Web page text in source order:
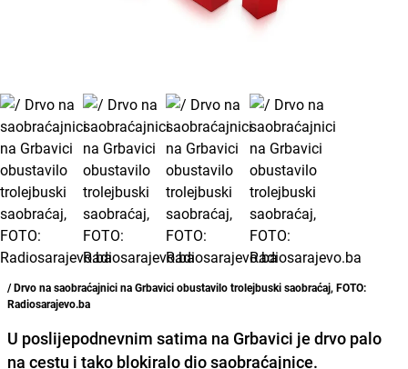
/ Drvo na saobraćajnici na Grbavici obustavilo trolejbuski saobraćaj, FOTO:
Radiosarajevo.ba
U poslijepodnevnim satima na Grbavici je drvo palo
na cestu i tako blokiralo dio saobraćajnice.